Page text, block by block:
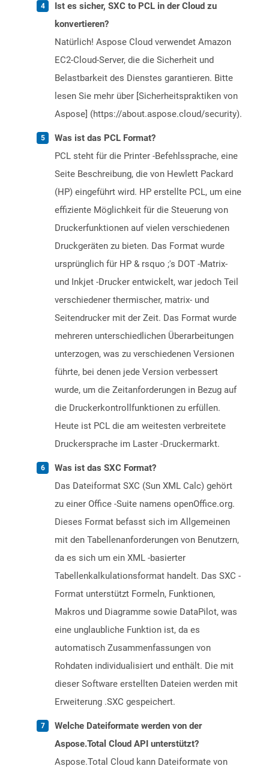
Ist es sicher, SXC to PCL in der Cloud zu
konvertieren?
Natürlich! Aspose Cloud verwendet Amazon
EC2-Cloud-Server, die die Sicherheit und
Belastbarkeit des Dienstes garantieren. Bitte
lesen Sie mehr über [Sicherheitspraktiken von
Aspose] (https://about.aspose.cloud/security).
Was ist das PCL Format?
PCL steht für die Printer -Befehlssprache, eine
Seite Beschreibung, die von Hewlett Packard
(HP) eingeführt wird. HP erstellte PCL, um eine
effiziente Möglichkeit für die Steuerung von
Druckerfunktionen auf vielen verschiedenen
Druckgeräten zu bieten. Das Format wurde
ursprünglich für HP & rsquo ;'s DOT -Matrix-
und Inkjet -Drucker entwickelt, war jedoch Teil
verschiedener thermischer, matrix- und
Seitendrucker mit der Zeit. Das Format wurde
mehreren unterschiedlichen Überarbeitungen
unterzogen, was zu verschiedenen Versionen
führte, bei denen jede Version verbessert
wurde, um die Zeitanforderungen in Bezug auf
die Druckerkontrollfunktionen zu erfüllen.
Heute ist PCL die am weitesten verbreitete
Druckersprache im Laster -Druckermarkt.
Was ist das SXC Format?
Das Dateiformat SXC (Sun XML Calc) gehört
zu einer Office -Suite namens openOffice.org.
Dieses Format befasst sich im Allgemeinen
mit den Tabellenanforderungen von Benutzern,
da es sich um ein XML -basierter
Tabellenkalkulationsformat handelt. Das SXC -
Format unterstützt Formeln, Funktionen,
Makros und Diagramme sowie DataPilot, was
eine unglaubliche Funktion ist, da es
automatisch Zusammenfassungen von
Rohdaten individualisiert und enthält. Die mit
dieser Software erstellten Dateien werden mit
Erweiterung .SXC gespeichert.
Welche Dateiformate werden von der
Aspose.Total Cloud API unterstützt?
Aspose.Total Cloud kann Dateiformate von